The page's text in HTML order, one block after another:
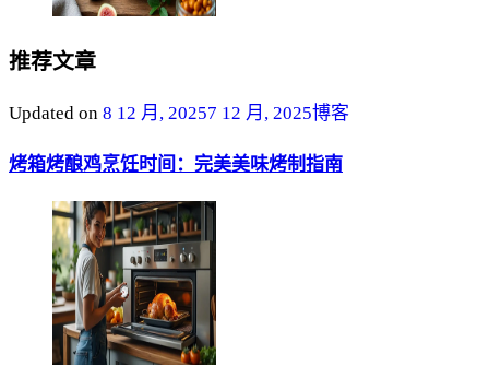
推荐文章
Updated on 8 12 月, 20257 12 月, 2025博客
烤箱烤酿鸡烹饪时间：完美美味烤制指南